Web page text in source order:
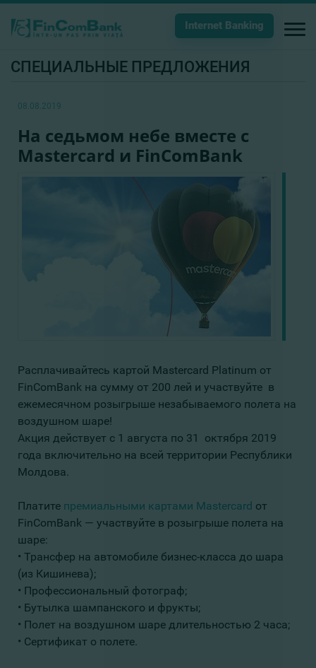
Internet Banking
СПЕЦИАЛЬНЫЕ ПРЕДЛОЖЕНИЯ
08.08.2019
На седьмом небе вместе с
Mastercard и FinComBank
Расплачивайтесь картой Mastercard Platinum от
FinComBank на сумму от 200 лей и участвуйте в
ежемесячном розыгрыше незабываемого полета на
воздушном шаре!
Акция действует c 1 августа по 31 октября 2019
года включительно на всей территории Республики
Молдова.
Платите премиальными картами Mastercard от
FinComBank — участвуйте в розыгрыше полета на
шаре:
• Трансфер на автомобиле бизнес-класса до шара
(из Кишинева);
• Профессиональный фотограф;
• Бутылка шампанского и фрукты;
• Полет на воздушном шаре длительностью 2 часа;
• Сертификат о полете.